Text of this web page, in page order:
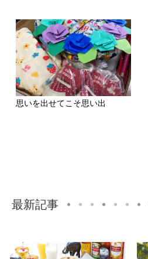
思いを出せてこそ思い出
最新記事